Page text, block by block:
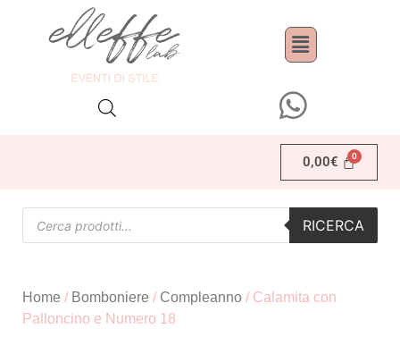
0,00€
RICERCA
Home / Bomboniere / Compleanno / Calamita con
Palloncino e Numero 18